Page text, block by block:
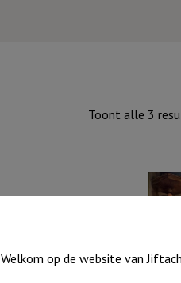
Toont alle 3
Welkom op de website van